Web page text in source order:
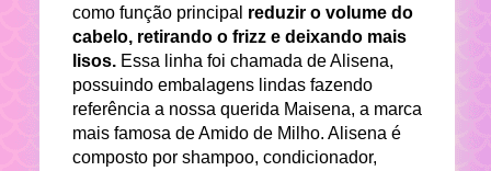
como função principal reduzir o volume do
cabelo, retirando o frizz e deixando mais
lisos. Essa linha foi chamada de Alisena,
possuindo embalagens lindas fazendo
referência a nossa querida Maisena, a marca
mais famosa de Amido de Milho. Alisena é
composto por shampoo, condicionador,